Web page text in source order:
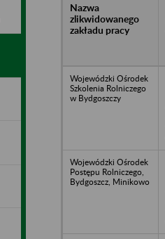
Nazwa
zlikwidowanego
zakładu pracy
Wojewódzki Ośrodek
Szkolenia Rolniczego
w Bydgoszczy
Wojewódzki Ośrodek
Postępu Rolniczego,
Bydgoszcz, Minikowo